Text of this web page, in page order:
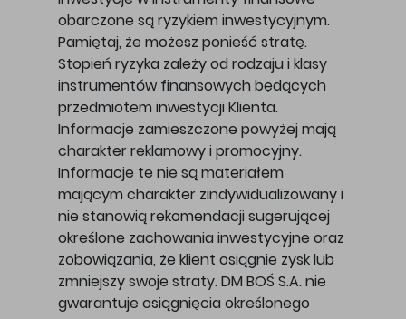
obarczone są ryzykiem inwestycyjnym.
Pamiętaj, że możesz ponieść stratę.
Stopień ryzyka zależy od rodzaju i klasy
instrumentów finansowych będących
przedmiotem inwestycji Klienta.
Informacje zamieszczone powyżej mają
charakter reklamowy i promocyjny.
Informacje te nie są materiałem
mającym charakter zindywidualizowany i
nie stanowią rekomendacji sugerującej
określone zachowania inwestycyjne oraz
zobowiązania, że klient osiągnie zysk lub
zmniejszy swoje straty. DM BOŚ S.A. nie
gwarantuje osiągnięcia określonego